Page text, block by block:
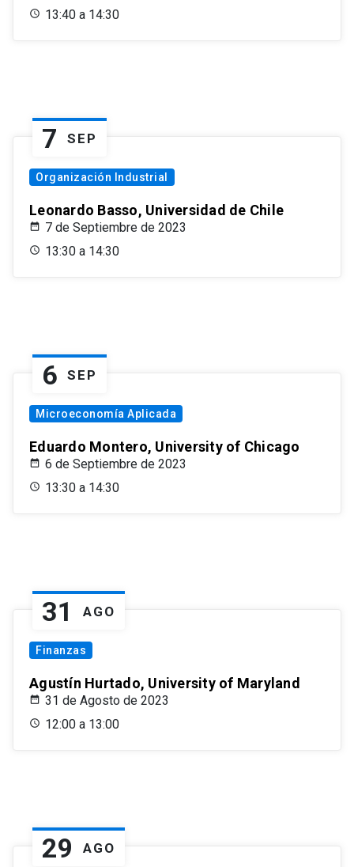
13:40 a 14:30
7 SEP
Organización Industrial
Leonardo Basso, Universidad de Chile
7 de Septiembre de 2023
13:30 a 14:30
6 SEP
Microeconomía Aplicada
Eduardo Montero, University of Chicago
6 de Septiembre de 2023
13:30 a 14:30
31 AGO
Finanzas
Agustín Hurtado, University of Maryland
31 de Agosto de 2023
12:00 a 13:00
29 AGO